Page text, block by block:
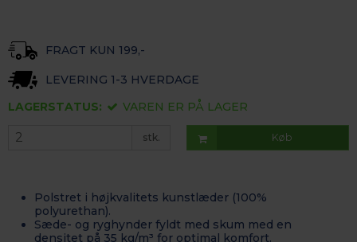
FRAGT KUN 199,-
LEVERING 1-3 HVERDAGE
LAGERSTATUS:
VAREN ER PÅ LAGER
stk. Køb
Polstret i højkvalitets kunstlæder (100%
polyurethan).
Sæde- og ryghynder fyldt med skum med en
densitet på 35 kg/m³ for optimal komfort.